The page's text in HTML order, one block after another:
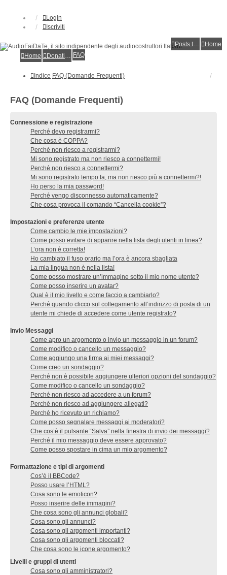
Login
Iscriviti
Posts toplist
Home
Home
Donations FAQ
Indice FAQ (Domande Frequenti)
FAQ (Domande Frequenti)
Connessione e registrazione
Perché devo registrarmi?
Che cosa è COPPA?
Perché non riesco a registrarmi?
Mi sono registrato ma non riesco a connettermi!
Perché non riesco a connettermi?
Mi sono registrato tempo fa, ma non riesco più a connettermi?!
Ho perso la mia password!
Perché vengo disconnesso automaticamente?
Che cosa provoca il comando “Cancella cookie”?
Impostazioni e preferenze utente
Come cambio le mie impostazioni?
Come posso evitare di apparire nella lista degli utenti in linea?
L’ora non è corretta!
Ho cambiato il fuso orario ma l’ora è ancora sbagliata
La mia lingua non è nella lista!
Come posso mostrare un’immagine sotto il mio nome utente?
Come posso inserire un avatar?
Qual è il mio livello e come faccio a cambiarlo?
Perché quando clicco sul collegamento all’indirizzo di posta di un
utente mi chiede di accedere come utente registrato?
Invio Messaggi
Come apro un argomento o invio un messaggio in un forum?
Come modifico o cancello un messaggio?
Come aggiungo una firma ai miei messaggi?
Come creo un sondaggio?
Perché non è possibile aggiungere ulteriori opzioni del sondaggio?
Come modifico o cancello un sondaggio?
Perché non riesco ad accedere a un forum?
Perché non riesco ad aggiungere allegati?
Perché ho ricevuto un richiamo?
Come posso segnalare messaggi ai moderatori?
Che cos’è il pulsante “Salva” nella finestra di invio dei messaggi?
Perché il mio messaggio deve essere approvato?
Come posso spostare in cima un mio argomento?
Formattazione e tipi di argomenti
Cos’è il BBCode?
Posso usare l’HTML?
Cosa sono le emoticon?
Posso inserire delle immagini?
Che cosa sono gli annunci globali?
Cosa sono gli annunci?
Cosa sono gli argomenti importanti?
Cosa sono gli argomenti bloccati?
Che cosa sono le icone argomento?
Livelli e gruppi di utenti
Cosa sono gli amministratori?